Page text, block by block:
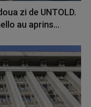
zi de UNTOLD.
au aprins...